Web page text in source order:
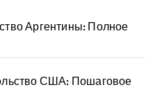
Аргентины: Полное
США: Пошаговое